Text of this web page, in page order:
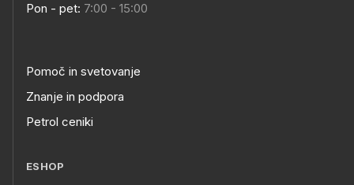
Pon - pet: 7:00 - 15:00
Pomoč in svetovanje
Znanje in podpora
Petrol ceniki
ESHOP